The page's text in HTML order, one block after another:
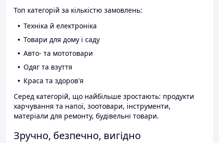
Топ категорій за кількістю замовлень:
Техніка й електроніка
Товари для дому і саду
Авто- та мототовари
Одяг та взуття
Краса та здоров'я
Серед категорій, що найбільше зростають: продукти
харчування та напої, зоотовари, інструменти,
матеріали для ремонту, будівельні товари.
Зручно, безпечно, вигідно